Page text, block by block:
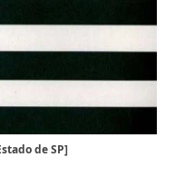
de SP]